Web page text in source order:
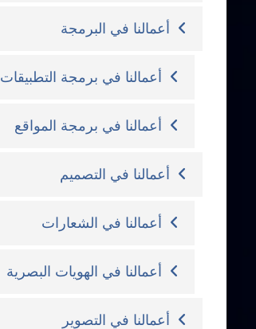
أعمالنا في البرمجة
أعمالنا في برمجة التطبيقات
أعمالنا في برمجة المواقع
أعمالنا في التصميم
أعمالنا في الشعارات
أعمالنا في الهويات البصرية
أعمالنا في التصوير